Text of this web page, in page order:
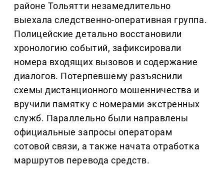
районе Тольятти незамедлительно
выехала следственно-оперативная группа.
Полицейские детально восстановили
хронологию событий, зафиксировали
номера входящих вызовов и содержание
диалогов. Потерпевшему разъяснили
схемы дистанционного мошенничества и
вручили памятку с номерами экстренных
служб. Параллельно были направлены
официальные запросы операторам
сотовой связи, а также начата отработка
маршрутов перевода средств.